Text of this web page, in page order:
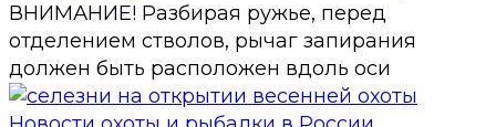
ВНИМАНИЕ! Разбирая ружье, перед
отделением стволов, рычаг запирания
должен быть расположен вдоль оси